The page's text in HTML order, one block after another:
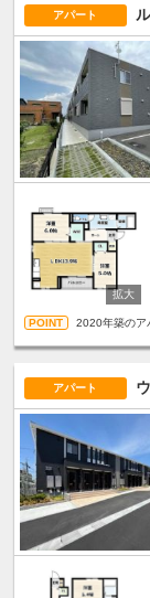
アパート
2020年築のア
アパート